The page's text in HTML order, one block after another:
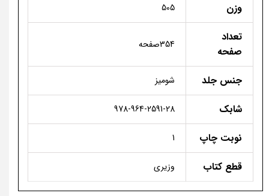
وزن
505
تعداد
صفحه
354صفحه
جنس جلد شومیز
شابک 978-964-2591-28
نوبت چاپ 1
قطع کتاب وزیری